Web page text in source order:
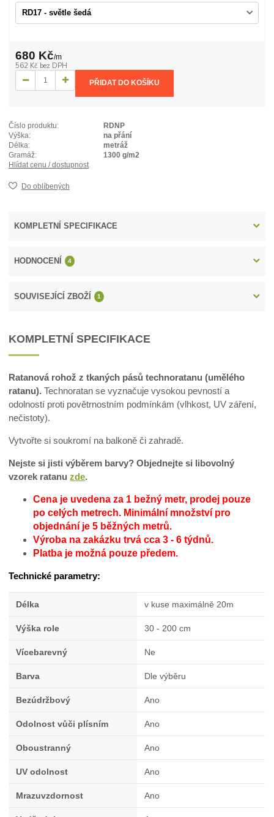
680 Kč/m
562 Kč bez DPH
PŘIDAT DO KOŠÍKU
Číslo produktu:
RDNP
Výška:
na přání
Délka:
metráž
Gramáž:
1300 g/m2
Hlídat cenu / dostupnost
Do oblíbených
KOMPLETNÍ SPECIFIKACE
HODNOCENÍ 4
SOUVISEJÍCÍ ZBOŽÍ 1
KOMPLETNÍ SPECIFIKACE
Ratanová rohož z tkaných pásů technoratanu (umělého
ratanu). Technoratan se vyznačuje vysokou pevností a
odolností proti povětrnostním podmínkám (vlhkost, UV záření,
nečistoty).
Vytvořte si soukromí na balkoně či zahradě.
Nejste si jisti výběrem barvy? Objednejte si libovolný
vzorek ratanuzde.
Cena je uvedena za 1 bežný metr, prodej pouze
po celých metrech. Minimální množství pro
objednání je 5 běžných metrů.
Výroba na zakázku trvá cca 3 - 6 týdnů.
Platba je možná pouze předem.
Technické parametry:
Délka v kuse maximálně 20m
Výška role 30 - 200 cm
Vícebarevný Ne
Barva Dle výběru
Bezúdržbový Ano
Odolnost vůči plísním Ano
Oboustranný Ano
UV odolnost Ano
Mrazuvzdornost Ano